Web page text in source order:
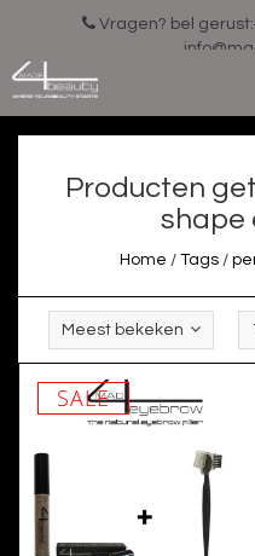
Vragen? bel
Producten
shape
Home / Tags/
Meest bekeken
SALE